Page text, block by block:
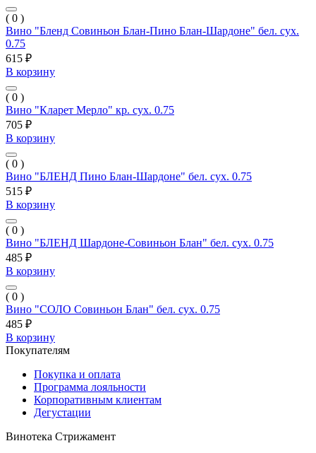
( 0 )
Вино "Бленд Совиньон Блан-Пино Блан-Шардоне" бел. сух.
0.75
615 ₽
В корзину
( 0 )
Вино "Кларет Мерло" кр. сух. 0.75
705 ₽
В корзину
( 0 )
Вино "БЛЕНД Пино Блан-Шардоне" бел. сух. 0.75
515 ₽
В корзину
( 0 )
Вино "БЛЕНД Шардоне-Совиньон Блан" бел. сух. 0.75
485 ₽
В корзину
( 0 )
Вино "СОЛО Совиньон Блан" бел. сух. 0.75
485 ₽
В корзину
Покупателям
Покупка и оплата
Программа лояльности
Корпоративным клиентам
Дегустации
Винотека Стрижамент